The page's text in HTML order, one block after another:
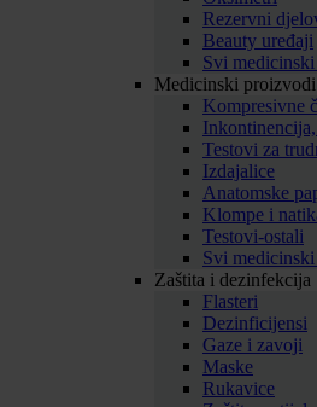
Rezervni
Beauty uređaji
Svi
Medicinski proizvodi
Kompresivne
Testovi za
Izdajalice
Anatomske
Klompe i
Testovi-ostali
Svi
Zaštita i dezinfekcija
Flasteri
Dezinficijensi
Gaze i zavoji
Maske
Rukavice